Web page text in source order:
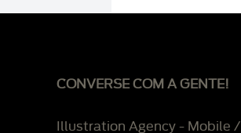
CONVERSE COM A GENTE!
Illustration Agency - Mobile /